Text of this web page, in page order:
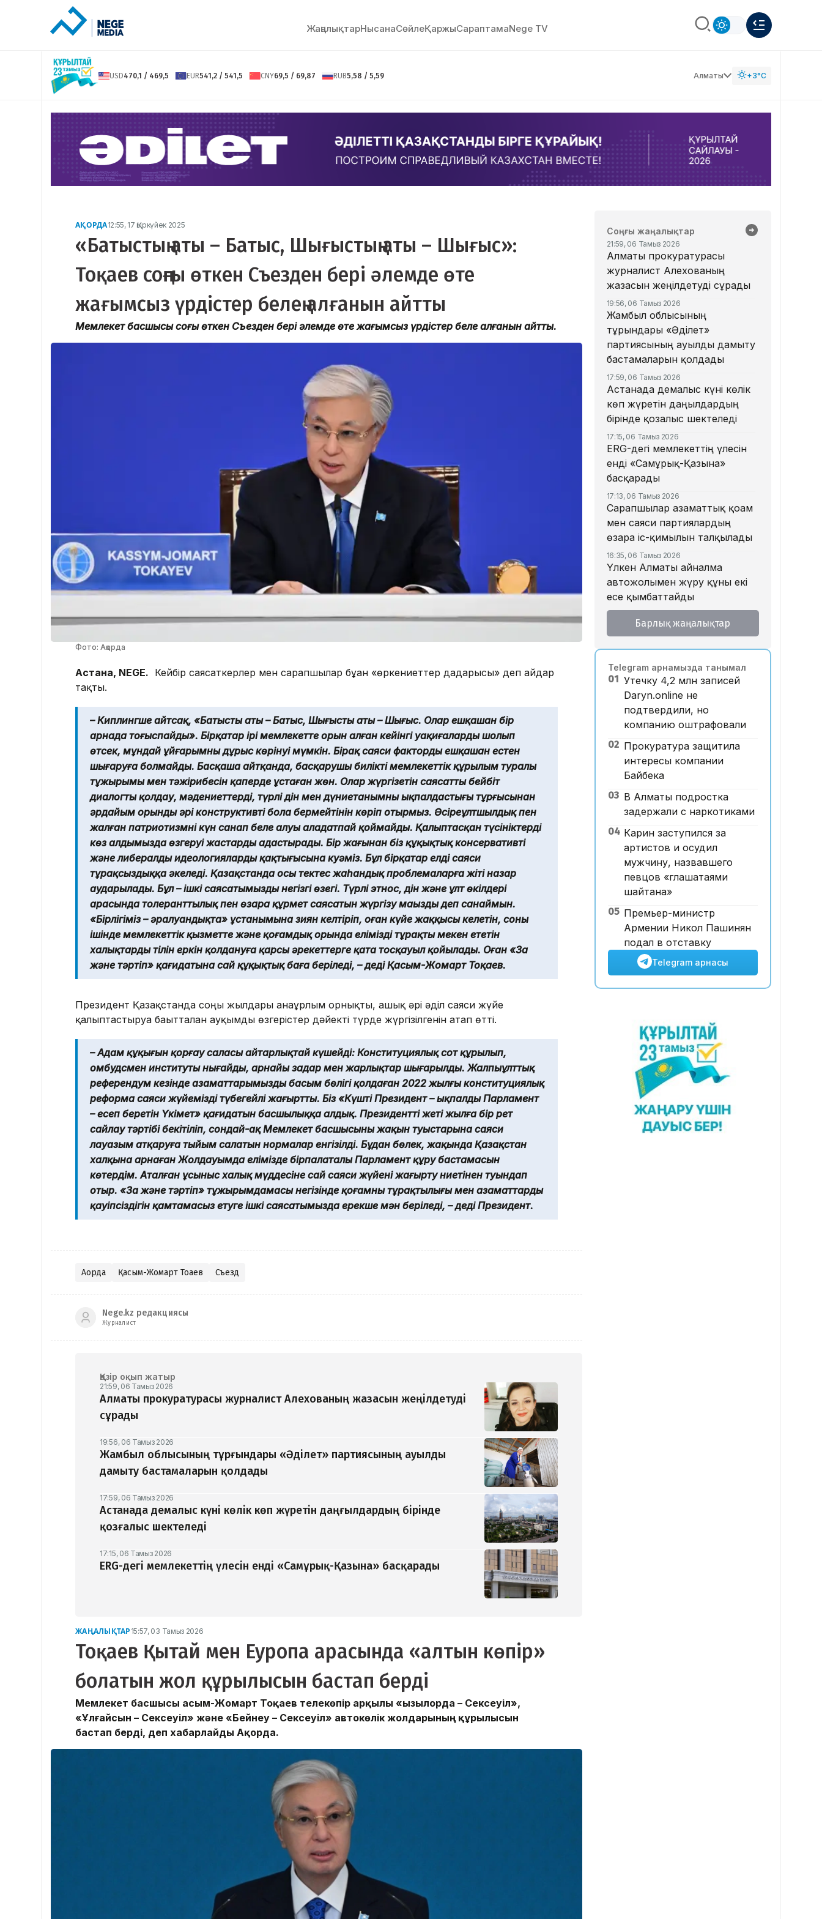
ЖаңалықтарНысанаСөйлeҚаржыСараптамаNege TV
USD470,1 / 469,5 EUR541,2 / 541,5 CNY69,5 / 69,87 RUB5,58 / 5,59 Алматы +3°C
АҚОРДА12:55, 17 Қыркүйек 2025
«Батыстың аты – Батыс, Шығыстың аты – Шығыс»:
Тоқаев соңғы өткен Съезден бері әлемде өте
жағымсыз үрдістер белең алғанын айтты
Мемлекет басшысы соңғы өткен Съезден бері әлемде өте жағымсыз үрдістер белең алғанын айтты.
Фото: Ақорда
Астана, NEGE. Кейбір саясаткерлер мен сарапшылар бұған «өркениеттер дағдарысы» деп айдар
тақты.
– Киплингше айтсақ, «Батыстың аты – Батыс, Шығыстың аты – Шығыс. Олар ешқашан бір
арнада тоғыспайды». Бірқатар ірі мемлекетте орын алған кейінгі уақиғаларды шолып
өтсек, мұндай ұйғарымның дұрыс көрінуі мүмкін. Бірақ саяси факторды ешқашан естен
шығаруға болмайды. Басқаша айтқанда, басқарушы биліктің мемлекеттік құрылым туралы
тұжырымы мен тәжірибесін қаперде ұстаған жөн. Олар жүргізетін саясаттың бейбіт
диалогты қолдау, мәдениеттердің, түрлі дін мен дүниетанымның ықпалдастығы тұрғысынан
әрдайым орынды әрі конструктивті бола бермейтінін көріп отырмыз. Әсіреұлтшылдық пен
жалған патриотизмнің күн санап белең алуы алаңдатпай қоймайды. Қалыптасқан түсініктердің
көз алдымызда өзгеруі жастарды адастырады. Бір жағынан біз құқықтық консервативті
және либералды идеологиялардың қақтығысына куәміз. Бұл бірқатар елді саяси
тұрақсыздыққа әкеледі. Қазақстанда осы тектес жаһандық проблемаларға жіті назар
аударылады. Бұл – ішкі саясатымыздың негізгі өзегі. Түрлі этнос, дін және ұлт өкілдері
арасында толеранттылық пен өзара құрмет саясатын жүргізу маңызды деп санаймын.
«Бірлігіміз – әралуандықта» ұстанымына зиян келтіріп, оған күйе жаққысы келетін, соның
ішінде мемлекеттік қызметте және қоғамдық орында елімізді тұрақты мекен ететін
халықтардың тілін еркін қолдануға қарсы әрекеттерге қатаң тосқауыл қойылады. Оған «Заң
және тәртіп» қағидатына сай құқықтық баға беріледі, – деді Қасым-Жомарт Тоқаев.
Президент Қазақстанда соңғы жылдары анағұрлым орнықты, ашық әрі әділ саяси жүйе
қалыптастыруға бағытталған ауқымды өзгерістер дәйекті түрде жүргізілгенін атап өтті.
– Адам құқығын қорғау саласы айтарлықтай күшейді: Конституциялық сот құрылып,
омбудсмен институты нығайды, арнайы заңдар мен жарлықтар шығарылды. Жалпыұлттық
референдум кезінде азаматтарымыздың басым бөлігі қолдаған 2022 жылғы конституциялық
реформа саяси жүйемізді түбегейлі жаңғыртты. Біз «Күшті Президент – ықпалды Парламент
– есеп беретін Үкімет» қағидатын басшылыққа алдық. Президентті жеті жылға бір рет
сайлау тәртібі бекітіліп, сондай-ақ Мемлекет басшысының жақын туыстарына саяси
лауазым атқаруға тыйым салатын нормалар енгізілді. Бұдан бөлек, жақында Қазақстан
халқына арнаған Жолдауымда елімізде бірпалаталы Парламент құру бастамасын
көтердім. Аталған ұсыныс халық мүддесіне сай саяси жүйені жаңғырту ниетінен туындап
отыр. «Заң және тәртіп» тұжырымдамасы негізінде қоғамның тұрақтылығы мен азаматтардың
қауіпсіздігін қамтамасыз етуге ішкі саясатымызда ерекше мән беріледі, – деді Президент.
Ақорда Қасым-Жомарт Тоқаев Съезд
Nege.kz редакциясы
Журналист
Қазір оқып жатыр
21:59, 06 Тамыз 2026
Алматы прокуратурасы журналист Алехованың жазасын жеңілдетуді
сұрады
19:56, 06 Тамыз 2026
Жамбыл облысының тұрғындары «Әділет» партиясының ауылды
дамыту бастамаларын қолдады
17:59, 06 Тамыз 2026
Астанада демалыс күні көлік көп жүретін даңғылдардың бірінде
қозғалыс шектеледі
17:15, 06 Тамыз 2026
ERG-дегі мемлекеттің үлесін енді «Самұрық-Қазына» басқарады
ЖАҢАЛЫҚТАР 15:57, 03 Тамыз 2026
Тоқаев Қытай мен Еуропа арасында «алтын көпір»
болатын жол құрылысын бастап берді
Мемлекет басшысы Қасым-Жомарт Тоқаев телекөпір арқылы «Қызылорда – Сексеуіл»,
«Ұлғайсын – Сексеуіл» және «Бейнеу – Сексеуіл» автокөлік жолдарының құрылысын
бастап берді, деп хабарлайды Ақорда.
Соңғы жаңалықтар
21:59, 06 Тамыз 2026
Алматы прокуратурасы
журналист Алехованың
жазасын жеңілдетуді сұрады
19:56, 06 Тамыз 2026
Жамбыл облысының
тұрғындары «Әділет»
партиясының ауылды дамыту
бастамаларын қолдады
17:59, 06 Тамыз 2026
Астанада демалыс күні көлік
көп жүретін даңғылдардың
бірінде қозғалыс шектеледі
17:15, 06 Тамыз 2026
ERG-дегі мемлекеттің үлесін
енді «Самұрық-Қазына»
басқарады
17:13, 06 Тамыз 2026
Сарапшылар азаматтық қоғам
мен саяси партиялардың
өзара іс-қимылын талқылады
16:35, 06 Тамыз 2026
Үлкен Алматы айналма
автожолымен жүру құны екі
есе қымбаттайды
16:32, 06 Тамыз 2026
Тойдағы тілек қандай болуы
16:26, 06 Тамыз 2026
«Уахабист емеспін»: Бекболат
Тілеухан діни ұстанымына
қатысты жауап берді
Қазақстанда 2 млн теңге
жалақы қай саланың
мамандарына ұсынылады?
14:05, 06 Тамыз 2026
Астанада жолаушы мінген
ұшқышсыз әуе таксиі алғаш
рет көкке көтерілді
Барлық жаңалықтар
Telegram арнамызда танымал
01 Утечку 4,2 млн записей
Daryn.online не
подтвердили, но
компанию оштрафовали
02 Прокуратура защитила
интересы компании
Байбека
03 В Алматы подростка
задержали с наркотиками
04 Карин заступился за
артистов и осудил
мужчину, назвавшего
певцов «глашатаями
шайтана»
05 Премьер-министр
Армении Никол Пашинян
подал в отставку
Telegram арнасы